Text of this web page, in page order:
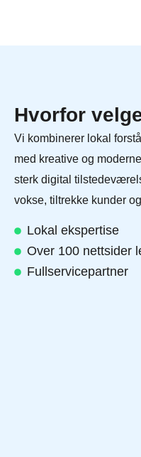
Hvorfor
Vi kombinerer lokal
med kreative og
sterk digital
vokse, tiltrekke kunder
Lokal ekspertise
Over 100 nettsider
Fullservicepartner